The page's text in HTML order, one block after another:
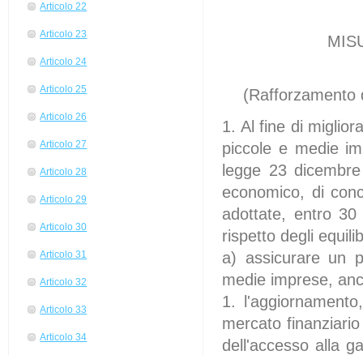
Articolo 22
Articolo 23
Articolo 24
Articolo 25
Articolo 26
Articolo 27
Articolo 28
Articolo 29
Articolo 30
Articolo 31
Articolo 32
Articolo 33
Articolo 34
(Rafforzamento
1. Al fine di
piccole e medie
legge 23
economico, di
adottate, entro
rispetto degli
a) assicurare un
medie imprese,
1.
mercato
dell'accesso alla